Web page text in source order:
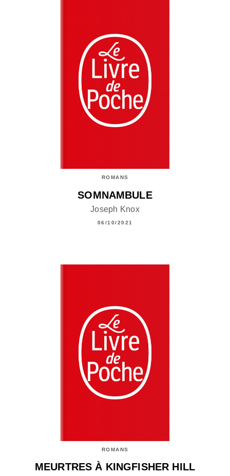
ROMANS
SOMNAMBULE
Joseph Knox
06/10/2021
ROMANS
MEURTRES À KINGFISHER HILL